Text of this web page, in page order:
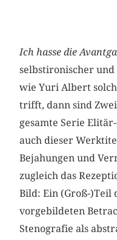
Ich hasse die
selbstironischer
wie Yuri Albert
trifft, dann sind
gesamte Serie
auch dieser
Bejahungen und
zugleich das
Bild: Ein (Groß-)Teil
vorgebildeten
Stenografie als